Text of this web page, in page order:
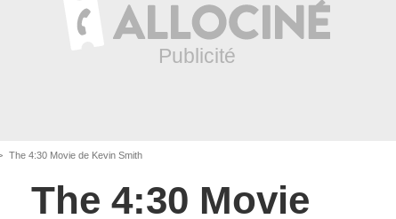
The 4:30 Movie de Kevin Smith
The 4:30 Movie